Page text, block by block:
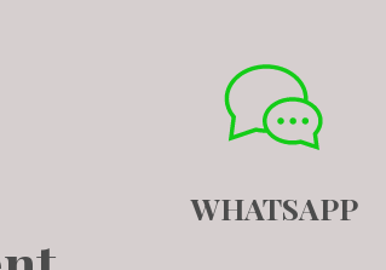
WHATSAPP